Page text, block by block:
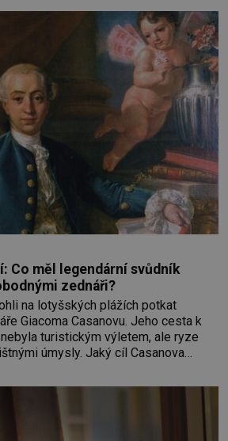
po studiích jsem odešla z rodného
Co měl legendární svůdník
zednáři?
na lotyšských plážích potkat
Giacoma Casanovu. Jeho cesta k
turistickým výletem, ale ryze
úmysly. Jaký cíl Casanova
kontaktoval tamní zednářské lóže.
nováčkem, protože do